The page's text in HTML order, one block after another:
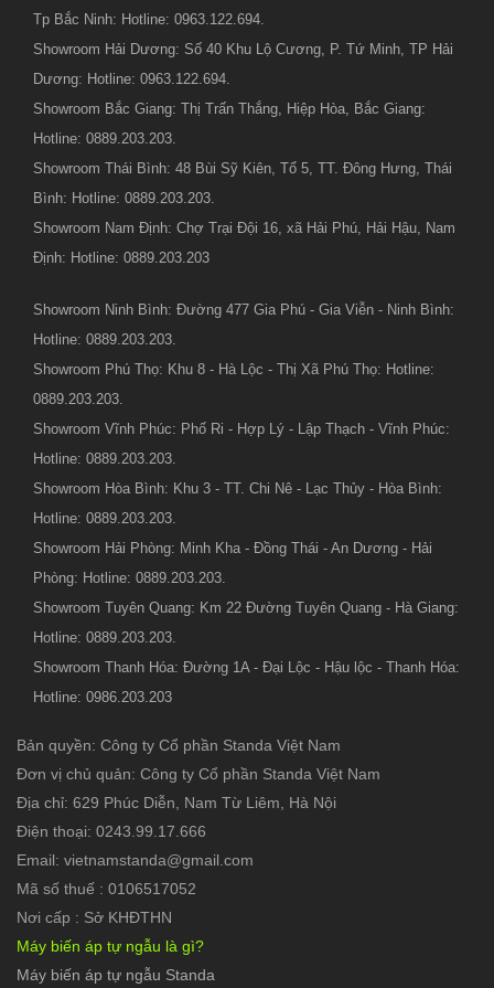
Tp Bắc Ninh: Hotline: 0963.122.694.
Showroom Hải Dương: Số 40 Khu Lộ Cương, P. Tứ Minh, TP Hải
Dương: Hotline: 0963.122.694.
Showroom Bắc Giang: Thị Trấn Thắng, Hiệp Hòa, Bắc Giang:
Hotline: 0889.203.203.
Showroom Thái Bình: 48 Bùi Sỹ Kiên, Tổ 5, TT. Đông Hưng, Thái
Bình: Hotline: 0889.203.203.
Showroom Nam Định: Chợ Trại Đội 16, xã Hải Phú, Hải Hậu, Nam
Định: Hotline: 0889.203.203
Showroom Ninh Bình: Đường 477 Gia Phú - Gia Viễn - Ninh Bình:
Hotline: 0889.203.203.
Showroom Phú Thọ: Khu 8 - Hà Lộc - Thị Xã Phú Thọ: Hotline:
0889.203.203.
Showroom Vĩnh Phúc: Phố Ri - Hợp Lý - Lập Thạch - Vĩnh Phúc:
Hotline: 0889.203.203.
Showroom Hòa Bình: Khu 3 - TT. Chi Nê - Lạc Thủy - Hòa Bình:
Hotline: 0889.203.203.
Showroom Hải Phòng: Minh Kha - Đồng Thái - An Dương - Hải
Phòng: Hotline: 0889.203.203.
Showroom Tuyên Quang: Km 22 Đường Tuyên Quang - Hà Giang:
Hotline: 0889.203.203.
Showroom Thanh Hóa: Đường 1A - Đại Lộc - Hậu lộc - Thanh Hóa:
Hotline: 0986.203.203
Bản quyền: Công ty Cổ phần Standa Việt Nam
Đơn vị chủ quản: Công ty Cổ phần Standa Việt Nam
Địa chỉ: 629 Phúc Diễn, Nam Từ Liêm, Hà Nội
Điện thoại: 0243.99.17.666
Email: vietnamstanda@gmail.com
Mã số thuế : 0106517052
Nơi cấp : Sở KHĐTHN
Máy biến áp tự ngẫu là gì?
Máy biến áp tự ngẫu Standa